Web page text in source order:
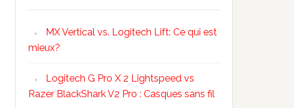
MX Vertical vs. Logitech Lift: Ce qui est
mieux?
Logitech G Pro X 2 Lightspeed vs
Razer BlackShark V2 Pro : Casques sans fil